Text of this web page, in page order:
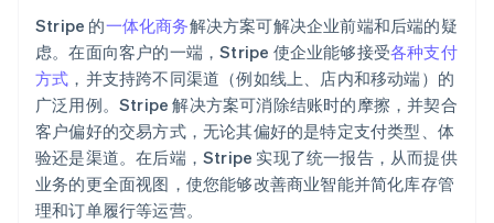
Stripe 的一体化商务解决方案可解决企业前端和后端的疑
虑。在面向客户的一端，Stripe 使企业能够接受各种支付
方式 ，并支持跨不同渠道（例如线上、店内和移动端）的
广泛用例。Stripe 解决方案可消除结账时的摩擦，并契合
客户偏好的交易方式，无论其偏好的是特定支付类型、体
验还是渠道。在后端，Stripe 实现了统一报告，从而提供
业务的更全面视图，使您能够改善商业智能并简化库存管
理和订单履行等运营。